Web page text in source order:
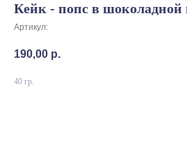
Кейк - попс в шоколадной
Артикул:
190,00 р.
40 гр.